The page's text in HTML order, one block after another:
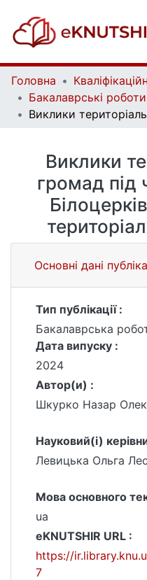
Головна
Виклики
громад під
Основні дані
Тип публікації :
Бакалаврська
Дата випуску :
2024
Автор(и) :
Шкурко Назар
Науковий(і)
Левицька Ольга
Мова основного
ua
eKNUTSHIR URL :
https://
7